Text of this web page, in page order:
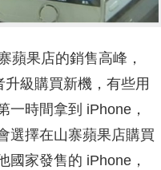
蘋果店的銷售高峰，
級購買新機，有些用
一時間拿到 iPhone，
選擇在山寨蘋果店購買
國家發售的 iPhone，